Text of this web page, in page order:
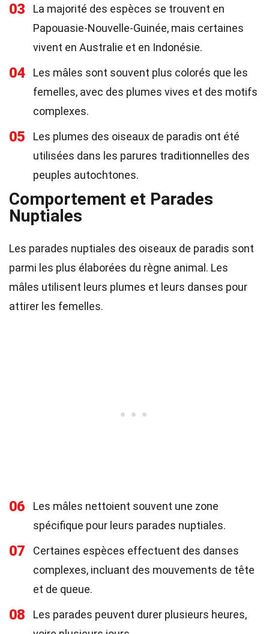
03
La majorité des espèces se trouvent en
Papouasie-Nouvelle-Guinée, mais certaines
vivent en Australie et en Indonésie.
04
Les mâles sont souvent plus colorés que les
femelles, avec des plumes vives et des motifs
complexes.
05
Les plumes des oiseaux de paradis ont été
utilisées dans les parures traditionnelles des
peuples autochtones.
Comportement et Parades
Nuptiales
Les parades nuptiales des oiseaux de paradis sont
parmi les plus élaborées du règne animal. Les
mâles utilisent leurs plumes et leurs danses pour
attirer les femelles.
06
Les mâles nettoient souvent une zone
spécifique pour leurs parades nuptiales.
07
Certaines espèces effectuent des danses
complexes, incluant des mouvements de tête
et de queue.
08
Les parades peuvent durer plusieurs heures,